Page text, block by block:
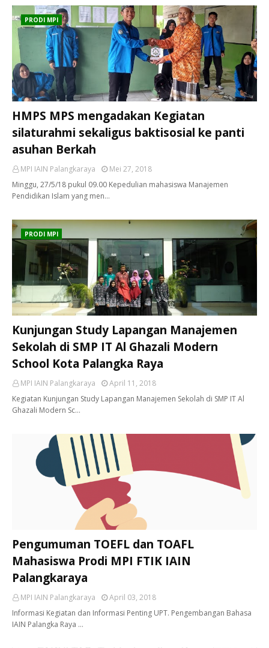
PRODI MPI
HMPS MPS mengadakan Kegiatan
silaturahmi sekaligus baktisosial ke panti
asuhan Berkah
MPI IAIN Palangkaraya
Mei 27, 2018
Minggu, 27/5/18 pukul 09.00 Kepedulian mahasiswa Manajemen
Pendidikan Islam yang men…
PRODI MPI
Kunjungan Study Lapangan Manajemen
Sekolah di SMP IT Al Ghazali Modern
School Kota Palangka Raya
MPI IAIN Palangkaraya
April 11, 2018
Kegiatan Kunjungan Study Lapangan Manajemen Sekolah di SMP IT Al
Ghazali Modern Sc…
Pengumuman TOEFL dan TOAFL
Mahasiswa Prodi MPI FTIK IAIN
Palangkaraya
MPI IAIN Palangkaraya
April 03, 2018
Informasi Kegiatan dan Informasi Penting UPT. Pengembangan Bahasa
IAIN Palangka Raya …